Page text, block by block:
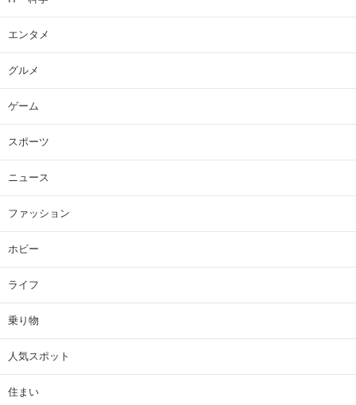
エンタメ
グルメ
ゲーム
スポーツ
ニュース
ファッション
ホビー
ライフ
乗り物
人気スポット
住まい